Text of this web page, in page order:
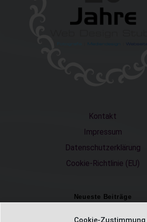
Cookie-Zustimmung
Kontakt
Impressum
Datenschutzerklärung
Cookie-Richtlinie (EU)
Neueste Beiträge
Einschulungsfotos 2026 – ein